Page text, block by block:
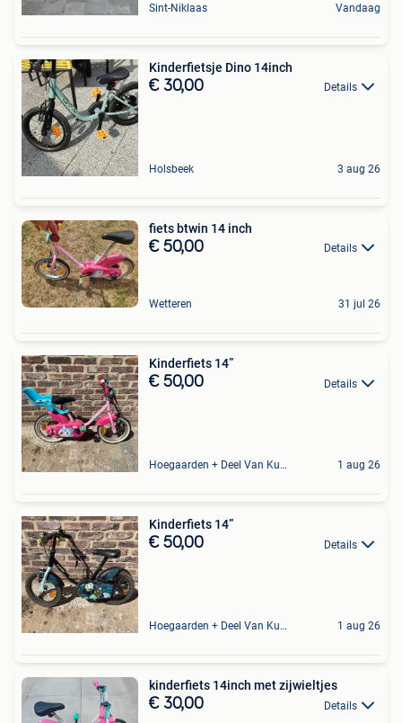
Sint-Niklaas Vandaag
Kinderfietsje Dino 14inch
€ 30,00 Details
Holsbeek 3 aug 26
fiets btwin 14 inch
€ 50,00 Details
Wetteren 31 jul 26
Kinderfiets 14”
€ 50,00 Details
Hoegaarden + Deel Van Kumtich + Deel Van Tienen 1 aug 26
Kinderfiets 14”
€ 50,00 Details
Hoegaarden + Deel Van Kumtich + Deel Van Tienen 1 aug 26
kinderfiets 14inch met zijwieltjes
€ 30,00 Details